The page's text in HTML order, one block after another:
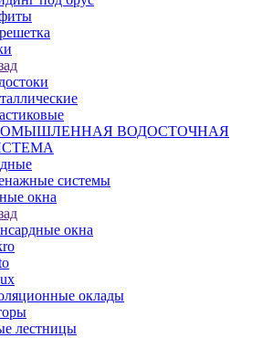
ВОДОСТОЧНАЯ
системы
окна
окна
оклады
лестницы